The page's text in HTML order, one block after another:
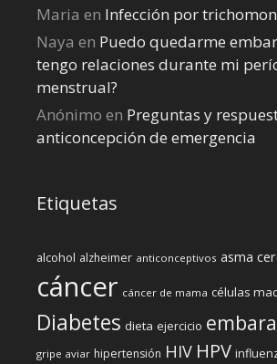
Maria en Infección por
Naya en Puedo quedarme
tengo relaciones durante mi
menstrual?
Anónimo en Preguntas y
anticoncepción de emergencia
Etiquetas
alcohol alzheimer anticonceptivos asma
cáncer cáncer de mama células
Diabetes dieta ejercicio
gripe aviar hipertensión HIV HPV